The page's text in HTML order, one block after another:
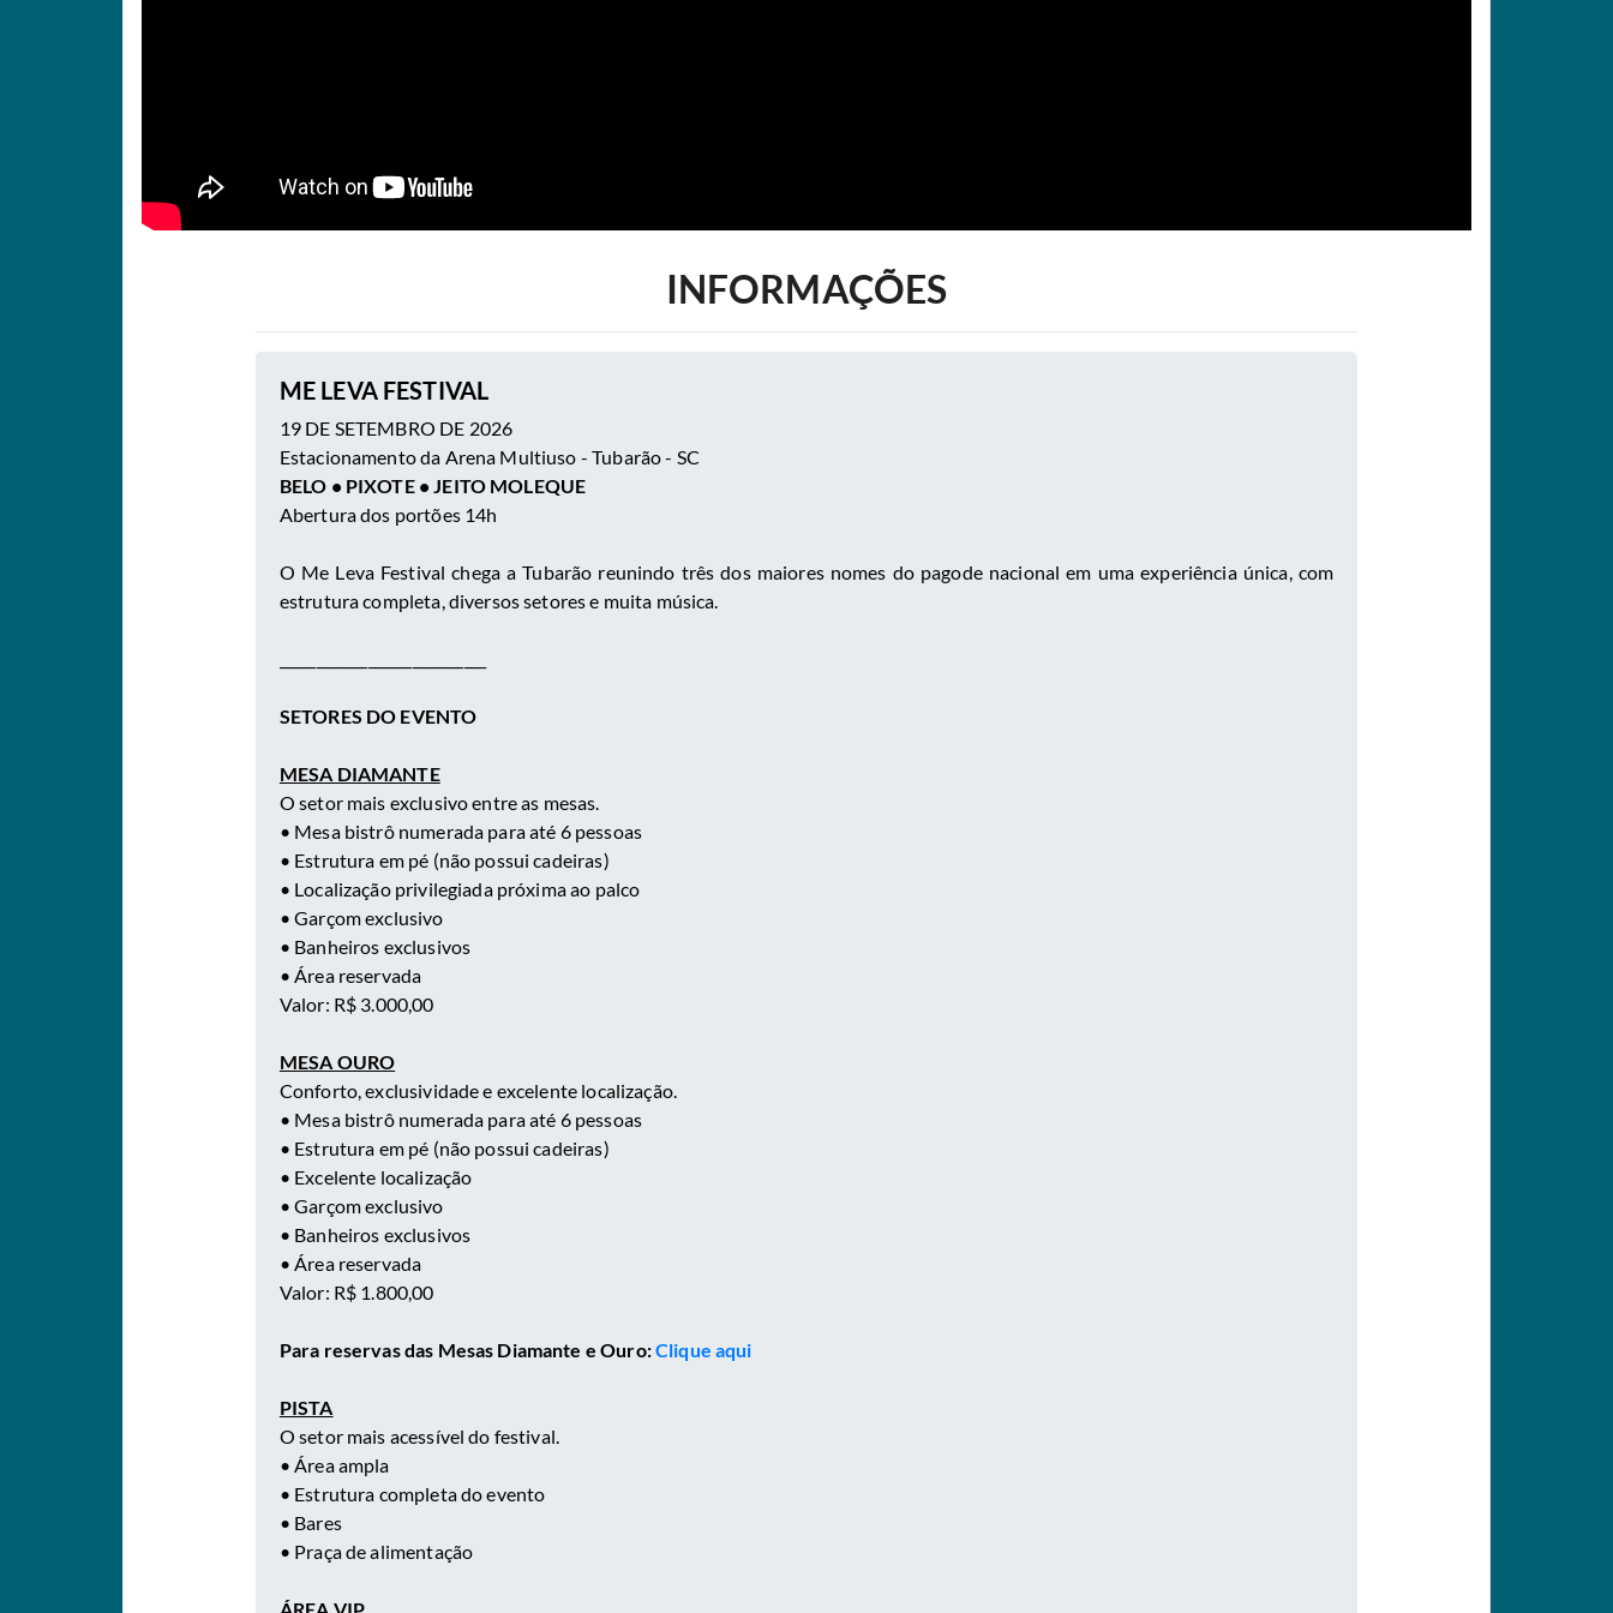
INFORMAÇÕES
ME LEVA FESTIVAL
19 DE SETEMBRO DE 2026
Estacionamento da Arena Multiuso -Tubarão - SC
BELO • PIXOTE • JEITO MOLEQUE
Abertura dos portões 14h
O Me Leva Festival chega a Tubarão reunindo três dos maiores nomes do pagode nacional em uma experiência única, com
estrutura completa, diversos setores e muita música.
SETORES DO EVENTO
MESA DIAMANTE
O setor mais exclusivo entre as mesas.
• Mesa bistrô numerada para até 6 pessoas
• Estrutura em pé (não possui cadeiras)
• Localização privilegiada próxima ao palco
• Garçom exclusivo
• Banheiros exclusivos
• Área reservada
Valor: R$ 3.000,00
MESA OURO
Conforto, exclusividade e excelente localização.
• Mesa bistrô numerada para até 6 pessoas
• Estrutura em pé (não possui cadeiras)
• Excelente localização
• Garçom exclusivo
• Banheiros exclusivos
• Área reservada
Valor: R$ 1.800,00
Para reservas das Mesas Diamante e Ouro:Clique aqui
PISTA
O setor mais acessível do festival.
• Área ampla
• Estrutura completa do evento
• Bares
• Praça de alimentação